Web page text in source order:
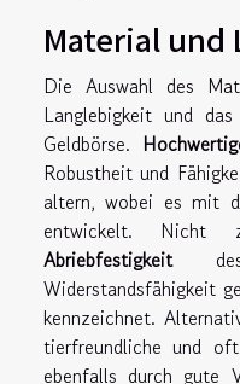
Material
Die Auswahl des
Langlebigkeit und
Geldbörse.
Robustheit und
altern, wobei es mit
entwickelt. Nicht
Abriebfestigkeitdes
Widerstandsfähigkeit
kennzeichnet.
tierfreundliche und
ebenfalls durch gute